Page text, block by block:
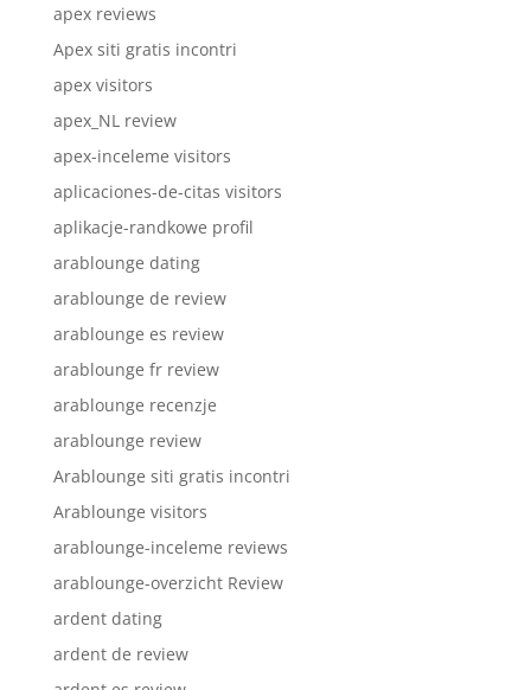
apex reviews
Apex siti gratis incontri
apex visitors
apex_NL review
apex-inceleme visitors
aplicaciones-de-citas visitors
aplikacje-randkowe profil
arablounge dating
arablounge de review
arablounge es review
arablounge fr review
arablounge recenzje
arablounge review
Arablounge siti gratis incontri
Arablounge visitors
arablounge-inceleme reviews
arablounge-overzicht Review
ardent dating
ardent de review